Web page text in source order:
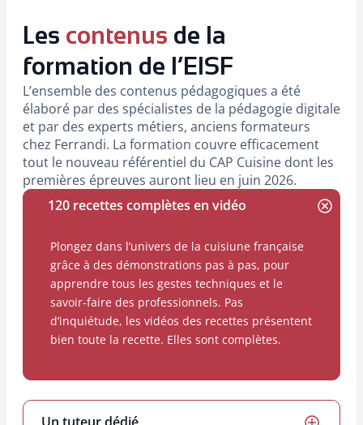
Les contenus de la
formation de l’EISF
L’ensemble des contenus pédagogiques a été
élaboré par des spécialistes de la pédagogie digitale
et par des experts métiers, anciens formateurs
chez Ferrandi. La formation couvre efficacement
tout le nouveau référentiel du CAP Cuisine dont les
premières épreuves auront lieu en juin 2026.
120 recettes complètes en vidéo
Plongez dans l’univers de la cuisiune française
grâce à des démonstrations pas à pas, pour
apprendre tous les gestes techniques et le
savoir-faire des professionnels. Pas
d’inquiétude, les vidéos des recettes présentent
bien toute la recette. Elles sont complètes.